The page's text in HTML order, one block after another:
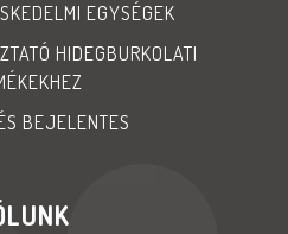
EGYSÉGEK
HIDEGBURKOLATI
BEJELENTES